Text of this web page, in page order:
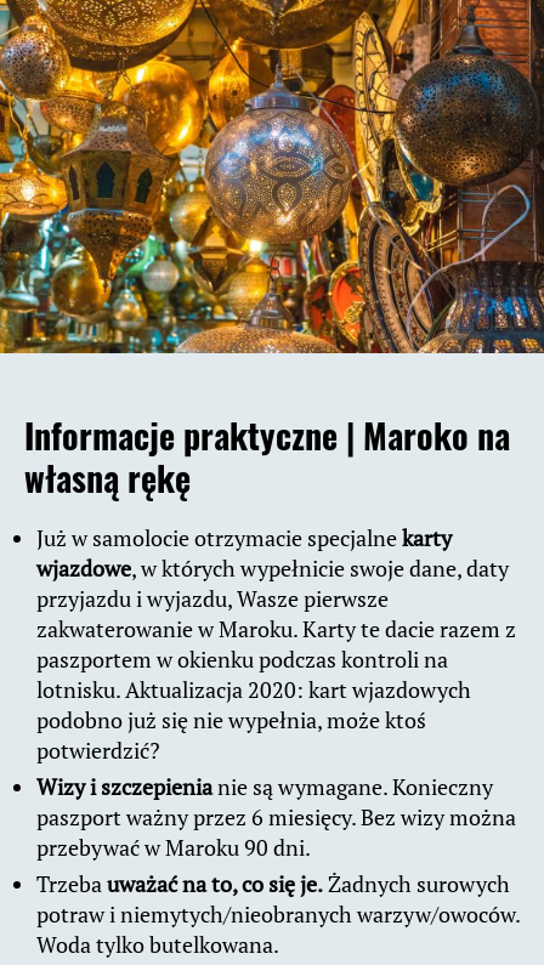
Informacje praktyczne | Maroko na
własną rękę
Już w samolocie otrzymacie specjalnekarty
wjazdowe, w których wypełnicie swoje dane, daty
przyjazdu i wyjazdu, Wasze pierwsze
zakwaterowanie w Maroku. Karty te dacie razem z
paszportem w okienku podczas kontroli na
lotnisku. Aktualizacja 2020: kart wjazdowych
podobno już się nie wypełnia, może ktoś
potwierdzić?
Wizy i szczepienianie są wymagane. Konieczny
paszport ważny przez 6 miesięcy. Bez wizy można
przebywać w Maroku 90 dni.
Trzebauważać na to, co się je.Żadnych surowych
potraw i niemytych/nieobranych warzyw/owoców.
Woda tylko butelkowana.